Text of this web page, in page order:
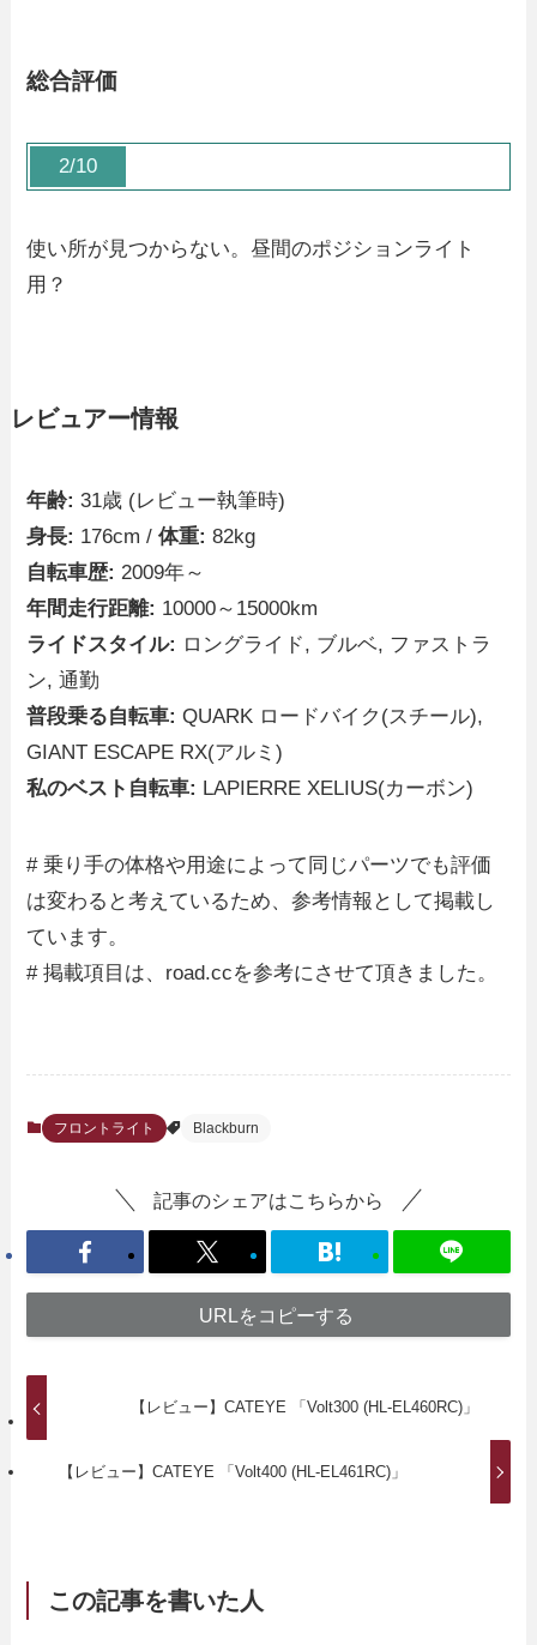
総合評価
2/10
使い所が見つからない。昼間のポジションライト
用？
レビュアー情報
年齢: 31歳 (レビュー執筆時)
身長: 176cm /体重: 82kg
自転車歴: 2009年～
年間走行距離: 10000～15000km
ライドスタイル: ロングライド, ブルベ, ファストラ
ン, 通勤
普段乗る自転車: QUARK ロードバイク(スチール),
GIANT ESCAPE RX(アルミ)
私のベスト自転車: LAPIERRE XELIUS(カーボン)
# 乗り手の体格や用途によって同じパーツでも評価
は変わると考えているため、参考情報として掲載し
ています。
# 掲載項目は、road.ccを参考にさせて頂きました。
フロントライト Blackburn
記事のシェアはこちらから
URLをコピーする
【レビュー】CATEYE 「Volt300 (HL-EL460RC)」
【レビュー】CATEYE 「Volt400 (HL-EL461RC)」
この記事を書いた人